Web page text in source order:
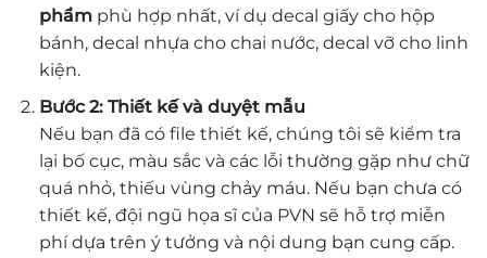
phẩmphù hợp nhất, ví dụ decal giấy cho hộp
bánh, decal nhựa cho chai nước, decal vỡ cho linh
kiện.
Bước 2: Thiết kế và duyệt mẫu
Nếu bạn đã có file thiết kế, chúng tôi sẽ kiểm tra
lại bố cục, màu sắc và các lỗi thường gặp như chữ
quá nhỏ, thiếu vùng chảy máu. Nếu bạn chưa có
thiết kế, đội ngũ họa sĩ của PVN sẽ hỗ trợ miễn
phí dựa trên ý tưởng và nội dung bạn cung cấp.